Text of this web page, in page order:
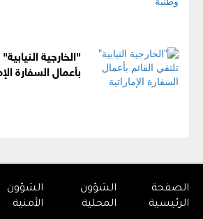
"الخارجية
بأعمال السفارة
الصفحة
الرئيسية
الشؤون
المحلية
الشؤون
الأمنية